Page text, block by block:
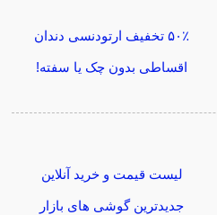
۵۰٪ تخفیف ارتودنسی دندان
اقساطی بدون چک یا سفته!
لیست قیمت و خرید آنلاین
جدیدترین گوشی های بازار